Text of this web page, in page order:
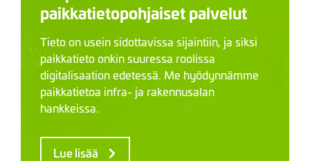
paikkatietopohjaiset palvelut
Tieto on usein sidottavissa sijaintiin, ja siksi
paikkatieto onkin suuressa roolissa
digitalisaation edetessä. Me hyödynnämme
paikkatietoa infra- ja rakennusalan
hankkeissa.
Lue lisää